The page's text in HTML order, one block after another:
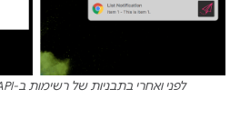
לפני ואחרי בתבניות של רשימות ב-chrome.notification API